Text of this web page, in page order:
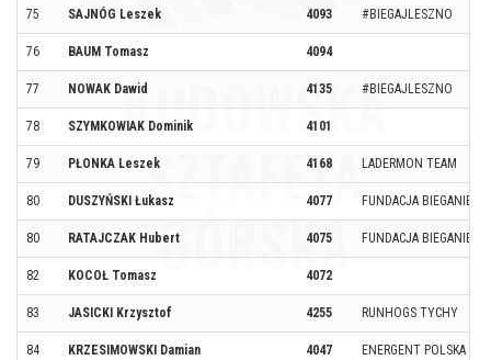
75 SAJNÓG Leszek 4093 #BIEGAJLESZNO
76 BAUM Tomasz 4094
77 NOWAK Dawid 4135 #BIEGAJLESZNO
78 SZYMKOWIAK Dominik 4101
79 PŁONKA Leszek 4168 LADERMON TEAM
80 DUSZYŃSKI Łukasz 4077 FUNDACJA BIEGANIE
80 RATAJCZAK Hubert 4075 FUNDACJA BIEGANIE
82 KOCOŁ Tomasz 4072
83 JASICKI Krzysztof 4255 RUNHOGS TYCHY
84 KRZESIMOWSKI Damian 4047 ENERGENT POLSKA